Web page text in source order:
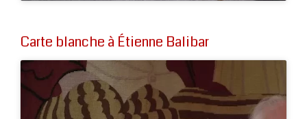
Carte blanche à Étienne Balibar